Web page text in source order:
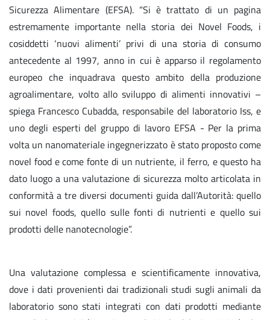
Sicurezza Alimentare (EFSA). “Si è trattato di un pagina
estremamente importante nella storia dei Novel Foods, i
cosiddetti ‘nuovi alimenti’ privi di una storia di consumo
antecedente al 1997, anno in cui è apparso il regolamento
europeo che inquadrava questo ambito della produzione
agroalimentare, volto allo sviluppo di alimenti innovativi –
spiega Francesco Cubadda, responsabile del laboratorio Iss, e
uno degli esperti del gruppo di lavoro EFSA - Per la prima
volta un nanomateriale ingegnerizzato è stato proposto come
novel food e come fonte di un nutriente, il ferro, e questo ha
dato luogo a una valutazione di sicurezza molto articolata in
conformità a tre diversi documenti guida dall’Autorità: quello
sui novel foods, quello sulle fonti di nutrienti e quello sui
prodotti delle nanotecnologie”.
Una valutazione complessa e scientificamente innovativa,
dove i dati provenienti dai tradizionali studi sugli animali da
laboratorio sono stati integrati con dati prodotti mediante